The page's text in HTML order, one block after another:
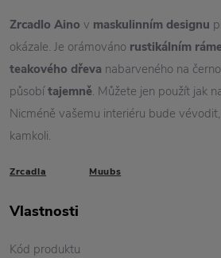
Zrcadlo Aino v maskulinním designu
okázale. Je orámováno rustikálním
teakového dřeva nabarveného na
působítajemně. Můžete jen použít jak
Nicméně vašemu interiéru bude
kamkoli.
Zrcadla Muubs
Vlastnosti
Kód produktu